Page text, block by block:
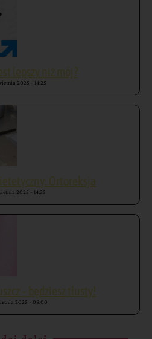
lepszy niż mój?
2025 14:25
Ortoreksja
2025 14:35
– będziesz tłusty!
2025 08:00